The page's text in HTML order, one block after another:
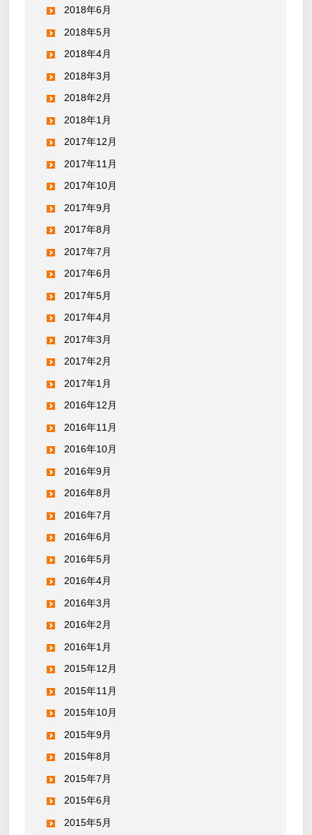
2018年6月
2018年5月
2018年4月
2018年3月
2018年2月
2018年1月
2017年12月
2017年11月
2017年10月
2017年9月
2017年8月
2017年7月
2017年6月
2017年5月
2017年4月
2017年3月
2017年2月
2017年1月
2016年12月
2016年11月
2016年10月
2016年9月
2016年8月
2016年7月
2016年6月
2016年5月
2016年4月
2016年3月
2016年2月
2016年1月
2015年12月
2015年11月
2015年10月
2015年9月
2015年8月
2015年7月
2015年6月
2015年5月